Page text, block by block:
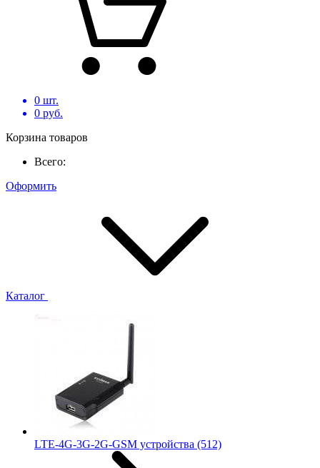
0 шт.
0 руб.
Корзина товаров
Всего:
Оформить
Каталог
LTE-4G-3G-2G-GSM устройства (512)